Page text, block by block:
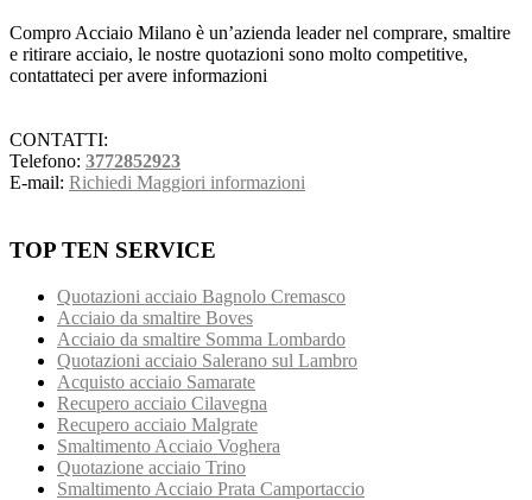
Compro Acciaio Milano è un’azienda leader nel comprare, smaltire
e ritirare acciaio, le nostre quotazioni sono molto competitive,
contattateci per avere informazioni
CONTATTI:
Telefono: 3772852923
E-mail: Richiedi Maggiori informazioni
TOP TEN SERVICE
Quotazioni acciaio Bagnolo Cremasco
Acciaio da smaltire Boves
Acciaio da smaltire Somma Lombardo
Quotazioni acciaio Salerano sul Lambro
Acquisto acciaio Samarate
Recupero acciaio Cilavegna
Recupero acciaio Malgrate
Smaltimento Acciaio Voghera
Quotazione acciaio Trino
Smaltimento Acciaio Prata Camportaccio